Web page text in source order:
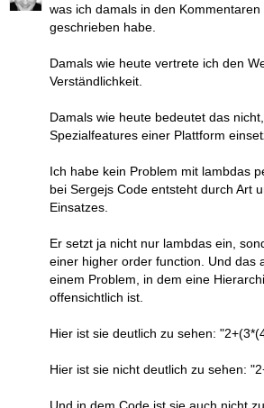
was ich damals in den
geschrieben habe.
Damals wie heute vertrete ich den
Verständlichkeit.
Damals wie heute bedeutet das
Spezialfeatures einer Plattform
Ich habe kein Problem mit lambdas
bei Sergejs Code entsteht durch Art
Einsatzes.
Er setzt ja nicht nur lambdas ein,
einer higher order function. Und das
einem Problem, in dem eine
offensichtlich ist.
Hier ist sie deutlich zu sehen:
Hier ist sie nicht deutlich zu sehen: